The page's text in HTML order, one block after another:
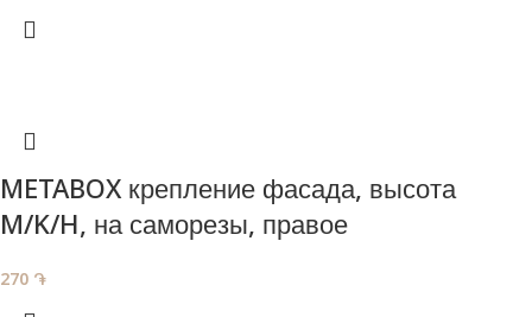
METABOX крепление фасада, высота
M/K/H, на саморезы, правое
270 ֏